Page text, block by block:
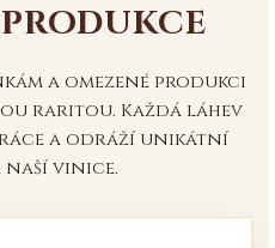
a omezené produkci
raritou. Každá láhev
a odráží unikátní
vinice.